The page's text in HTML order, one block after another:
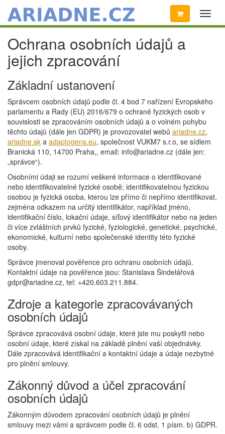
Ochrana osobních údajů a
jejich zpracování
Základní ustanovení
Správcem osobních údajů podle čl. 4 bod 7 nařízení Evropského
parlamentu a Rady (EU) 2016/679 o ochraně fyzických osob v
souvislosti se zpracováním osobních údajů a o volném pohybu
těchto údajů (dále jen GDPR) je provozovatel webů ariadne.cz,
ariadne.sk a adaptogens.eu, společnost VUKM7 s.r.o, se sídlem
Branická 110, 14700 Praha,, email: info@ariadne.cz (dále jen:
„správce“).
Osobními údaji se rozumí veškeré informace o identifikované
nebo identifikovatelné fyzické osobě; identifikovatelnou fyzickou
osobou je fyzická osoba, kterou lze přímo či nepřímo identifikovat,
zejména odkazem na určitý identifikátor, například jméno,
identifikační číslo, lokační údaje, síťový identifikátor nebo na jeden
či více zvláštních prvků fyzické, fyziologické, genetické, psychické,
ekonomické, kulturní nebo společenské identity této fyzické
osoby.
Správce jmenoval pověřence pro ochranu osobních údajů.
Kontaktní údaje na pověřence jsou: Stanislava Šindelářová
gdpr@ariadne.cz, tel: +420.603.211.884.
Zdroje a kategorie zpracovávaných
osobních údajů
Správce zpracovává osobní údaje, které jste mu poskytli nebo
osobní údaje, které získal na základě plnění vaší objednávky.
Dále zpracovává identifikační a kontaktní údaje a údaje nezbytné
pro plnění smlouvy.
Zákonný důvod a účel zpracování
osobních údajů
Zákonným důvodem zpracování osobních údajů je plnění
smlouvy mezi vámi a správcem podle čl. 6 odst. 1 písm. b) GDPR.